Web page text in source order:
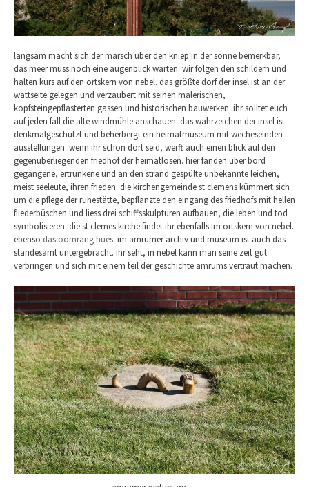
langsam macht sich der marsch über den kniep in der sonne bemerkbar,
das meer muss noch eine augenblick warten. wir folgen den schildern und
halten kurs auf den ortskern von nebel. das größte dorf der insel ist an der
wattseite gelegen und verzaubert mit seinen malerischen,
kopfsteingepflasterten gassen und historischen bauwerken. ihr solltet euch
auf jeden fall die alte windmühle anschauen. das wahrzeichen der insel ist
denkmalgeschützt und beherbergt ein heimatmuseum mit wecheselnden
ausstellungen. wenn ihr schon dort seid, werft auch einen blick auf den
gegenüberliegenden friedhof der heimatlosen. hier fanden über bord
gegangene, ertrunkene und an den strand gespülte unbekannte leichen,
meist seeleute, ihren frieden. die kirchengemeinde st clemens kümmert sich
um die pflege der ruhestätte, bepflanzte den eingang des friedhofs mit hellen
fliederbüschen und liess drei schiffsskulpturen aufbauen, die leben und tod
symbolisieren. die st clemes kirche findet ihr ebenfalls im ortskern von nebel.
ebenso das öomrang hues. im amrumer archiv und museum ist auch das
standesamt untergebracht. ihr seht, in nebel kann man seine zeit gut
verbringen und sich mit einem teil der geschichte amrums vertraut machen.